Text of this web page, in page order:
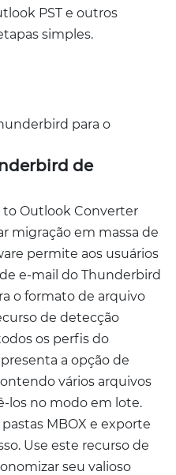
PST e outros
simples.
de
Outlook Converter
migração em massa de
permite aos usuários
e-mail do Thunderbird
o formato de arquivo
de detecção
os perfis do
a opção de
vários arquivos
los no modo em lote.
MBOX e exporte
Use este recurso de
seu valioso